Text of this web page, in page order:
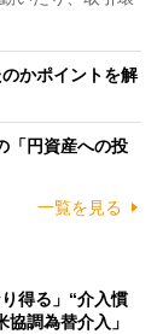
かポイントを解
「円資産への投
一覧を見る
得る」“介入慣
調為替介入」